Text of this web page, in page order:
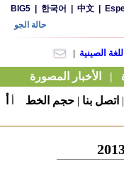
| اتصل بنا | حجم الخط